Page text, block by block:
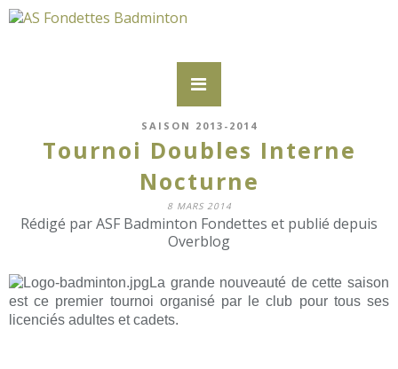
SAISON 2013-2014
Tournoi Doubles Interne
Nocturne
8 MARS 2014
Rédigé par ASF Badminton Fondettes et publié depuis
Overblog
La grande nouveauté de cette saison
est ce premier tournoi organisé par le club pour tous ses
licenciés adultes et cadets.